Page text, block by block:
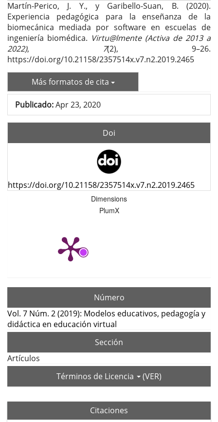
Martín-Perico, J. Y., y Garibello-Suan, B. (2020).
Experiencia pedagógica para la enseñanza de la
biomecánica mediada por software en escuelas de
ingeniería biomédica. Virtu@lmente (Activa de 2013 a
2022), 7(2), 9–26.
https://doi.org/10.21158/2357514x.v7.n2.2019.2465
Más formatos de cita
Publicado:Apr 23, 2020
Doi
https://doi.org/10.21158/2357514x.v7.n2.2019.2465
Dimensions
PlumX
Número
Vol. 7 Núm. 2 (2019): Modelos educativos, pedagogía y
didáctica en educación virtual
Sección
Artículos
Términos de Licencia
(VER)
Citaciones